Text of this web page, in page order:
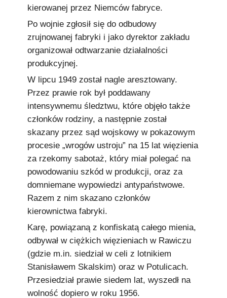
kierowanej przez Niemców fabryce.
Po wojnie zgłosił się do odbudowy
zrujnowanej fabryki i jako dyrektor zakładu
organizował odtwarzanie działalności
produkcyjnej.
W lipcu 1949 został nagle aresztowany.
Przez prawie rok był poddawany
intensywnemu śledztwu, które objęło także
członków rodziny, a następnie został
skazany przez sąd wojskowy w pokazowym
procesie „wrogów ustroju” na 15 lat więzienia
za rzekomy sabotaż, który miał polegać na
powodowaniu szkód w produkcji, oraz za
domniemane wypowiedzi antypaństwowe.
Razem z nim skazano członków
kierownictwa fabryki.
Karę, powiązaną z konfiskatą całego mienia,
odbywał w ciężkich więzieniach w Rawiczu
(gdzie m.in. siedział w celi z lotnikiem
Stanisławem Skalskim) oraz w Potulicach.
Przesiedział prawie siedem lat, wyszedł na
wolność dopiero w roku 1956.